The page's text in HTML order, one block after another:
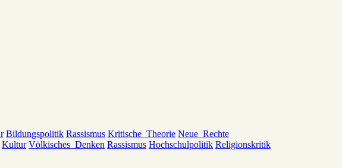
Bildungspolitik Rassismus Kritische_Theorie Neue_Rechte
Kultur Völkisches_Denken Rassismus Hochschulpolitik Religionskritik